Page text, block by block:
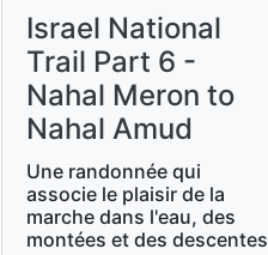
Israel National
Trail Part 6 -
Nahal Meron to
Nahal Amud
Une randonnée qui
associe le plaisir de la
marche dans l'eau, des
montées et des descentes